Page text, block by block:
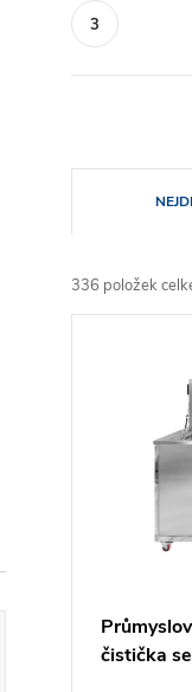
a
z
336 položek
čistička